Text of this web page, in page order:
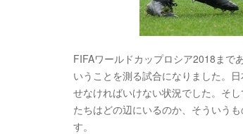
FIFAワールドカップロシア2018まで
いうことを測る試合になりました。
せなければいけない状況でした。そ
たちはどの辺にいるのか、そういう
す。